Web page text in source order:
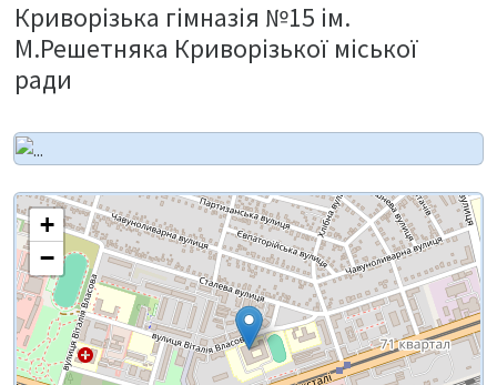
Криворізька гімназія №15 ім.
М.Решетняка Криворізької міської
ради
+
−